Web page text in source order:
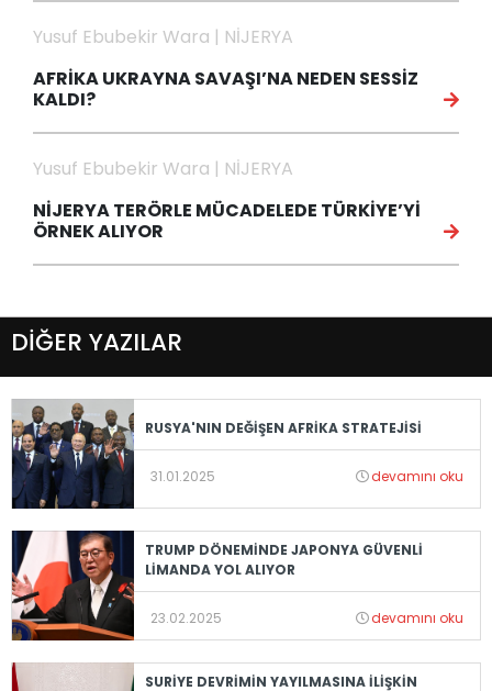
Yusuf Ebubekir Wara | NİJERYA
AFRİKA UKRAYNA SAVAŞI’NA NEDEN SESSİZ
KALDI?
Yusuf Ebubekir Wara | NİJERYA
NİJERYA TERÖRLE MÜCADELEDE TÜRKİYE’Yİ
ÖRNEK ALIYOR
DİĞER YAZILAR
RUSYA'NIN DEĞİŞEN AFRİKA STRATEJİSİ
31.01.2025 devamını oku
TRUMP DÖNEMİNDE JAPONYA GÜVENLİ
LİMANDA YOL ALIYOR
23.02.2025 devamını oku
SURİYE DEVRİMİN YAYILMASINA İLİŞKİN